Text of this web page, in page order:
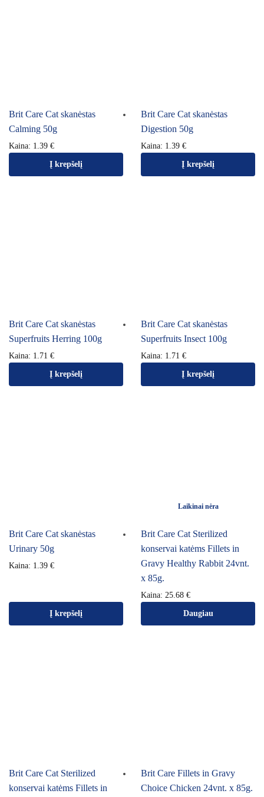
Brit Care Cat skanėstas
Calming 50g
Kaina: 1.39 €
Į krepšelį
Brit Care Cat skanėstas
Digestion 50g
Kaina: 1.39 €
Į krepšelį
Brit Care Cat skanėstas
Superfruits Herring 100g
Kaina: 1.71 €
Į krepšelį
Brit Care Cat skanėstas
Superfruits Insect 100g
Kaina: 1.71 €
Į krepšelį
Brit Care Cat skanėstas
Urinary 50g
Kaina: 1.39 €
Į krepšelį
Laikinai nėra
Brit Care Cat Sterilized
konservai katėms Fillets in
Gravy Healthy Rabbit 24vnt.
x 85g.
Kaina: 25.68 €
Daugiau
Brit Care Cat Sterilized
konservai katėms Fillets in
Brit Care Fillets in Gravy
Choice Chicken 24vnt. x 85g.